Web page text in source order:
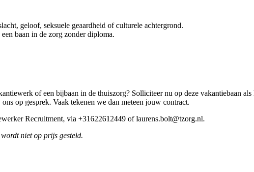
geloof, seksuele geaardheid of culturele achtergrond.
baan in de zorg zonder diploma.
of een bijbaan in de thuiszorg? Solliciteer nu op deze vakantiebaan
op gesprek. Vaak tekenen we dan meteen jouw contract.
Recruitment, via +31622612449 of laurens.bolt@tzorg.nl.
niet op prijs gesteld.